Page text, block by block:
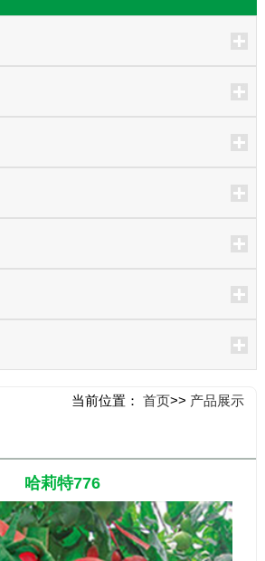
当前位置：首页>> 产品展示
哈莉特776